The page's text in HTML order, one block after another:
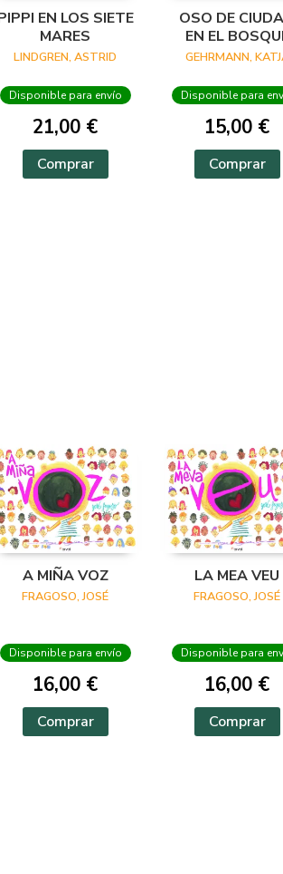
EN LOS SIETE
MARES
LINDGREN, ASTRID
Disponible para envío
21,00 €
Comprar
OSO DE
EN EL
GEHRMANN,
Disponible para
15,00 €
Comprar
A MIÑA VOZ
FRAGOSO, JOSÉ
Disponible para envío
16,00 €
Comprar
LA MEA VEU
FRAGOSO, JOSÉ
Disponible para
16,00 €
Comprar